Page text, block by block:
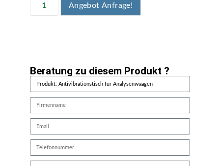
Angebot Anfrage!
Beratung zu diesem Produkt ?